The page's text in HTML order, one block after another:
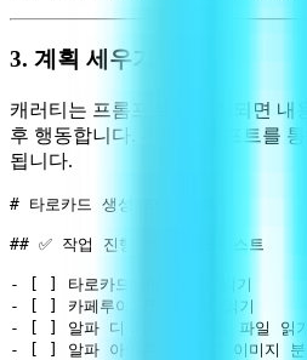
3. 계획 세우기
캐러티는 프롬프트가 입력되면 내
후 행동합니다. 위의 프롬프트를
됩니다.
# 타로카드 생성 작업 계획
## ✅ 작업 진행 상황 체크리스트
- [ ] 타로카드 HWP 파일 읽기
- [ ] 카페루아 컨셉 파일 읽기
- [ ] 알파 디자인 프롬프트 파일 읽기
- [ ] 알파 아이콘 및 로고 이미지 분